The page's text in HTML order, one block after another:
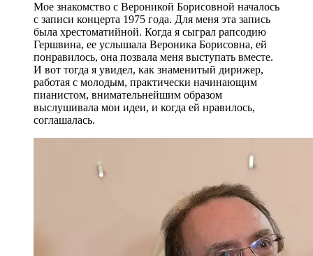
Мое знакомство с Вероникой Борисовной началось
с записи концерта 1975 года. Для меня эта запись
была хрестоматийной. Когда я сыграл рапсодию
Гершвина, ее услышала Вероника Борисовна, ей
понравилось, она позвала меня выступать вместе.
И вот тогда я увидел, как знаменитый дирижер,
работая с молодым, практически начинающим
пианистом, внимательнейшим образом
выслушивала мои идеи, и когда ей нравилось,
соглашалась.